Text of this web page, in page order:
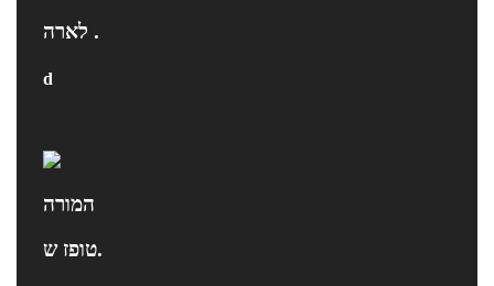
לארה .
d
המורה
טופז ש.